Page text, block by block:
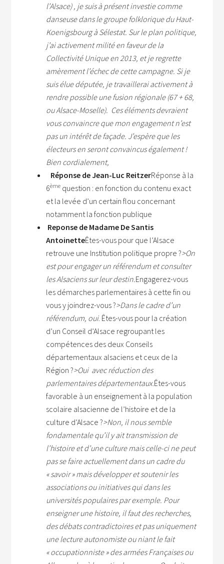
l’Alsace) , je suis à présent investie comme
danseuse dans le groupe folklorique du Haut-
Koenigsbourg à Sélestat. Sur le plan politique,
j’ai activement milité en faveur de la
Collectivité Unique en 2013, et je regrette
amèrement l’échec de cette campagne. Si je
suis élue députée, je travaillerai activement à
rendre possible une fusion régionale (67 + 68,
ou Alsace-Moselle). Ces éléments devraient
vous convaincre que mon engagement n’est
pas un intérêt de façade. J’espère que les
électeurs en seront convaincus également !
Bien cordialement,
Réponse deJean-Luc ReitzerRéponse à la
6ème question : en fonction du contenu exact
et la levée d’un certain flou concernant
notamment la fonction publique
Reponse de Madame De Santis
AntoinetteÊtes-vous pour que l’Alsace
retrouve une Institution politique propre ?>On
est pour engager un référendum et consulter
les Alsaciens sur leur destin.Engagerez-vous
les démarches parlementaires à cette fin ou
vous y joindrez-vous ?>Dans le cadre d’un
référendum, oui. Êtes-vous pour la création
d’un Conseil d’Alsace regroupant les
compétences des deux Conseils
départementaux alsaciens et ceux de la
Région ?>Oui avec réduction des
parlementaires départementaux.Êtes-vous
favorable à un enseignement à la population
scolaire alsacienne de l’histoire et de la
culture d’Alsace ?>Non, il nous semble
fondamentale qu’il y ait transmission de
l’histoire et d’une culture mais celle-ci ne peut
pas se faire actuellement dans un cadre du
« savoir » mais développer et soutenir les
associations ou initiatives qui dans les
universités populaires par exemple. Pour
enseigner une histoire, il faut des recherches,
des débats contradictoires et pas uniquement
une lecture autonomiste ou niant le fait
« occupationniste » des armées Françaises ou